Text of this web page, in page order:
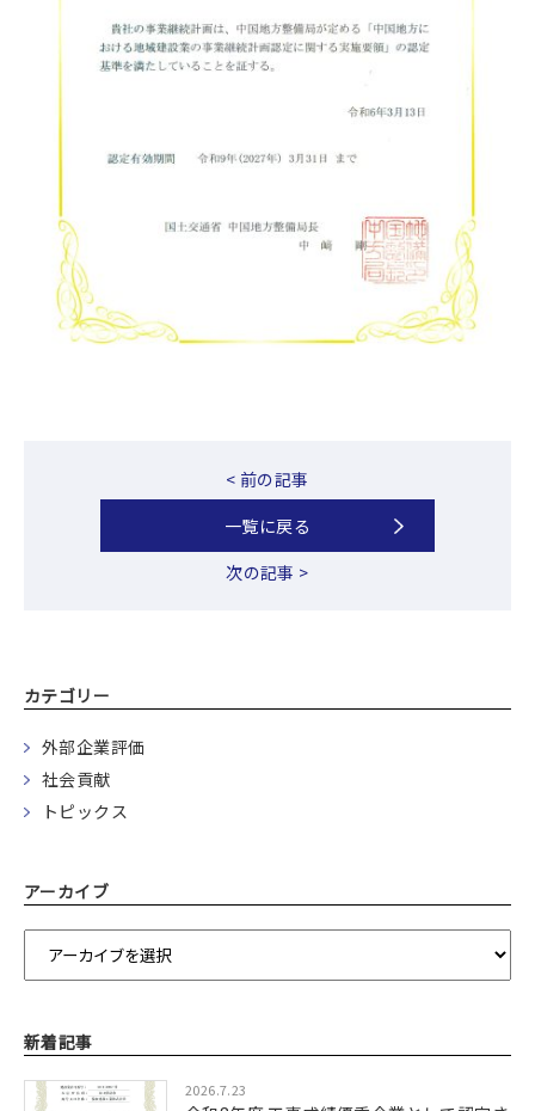
< 前の記事
一覧に戻る
次の記事 >
カテゴリー
外部企業評価
社会貢献
トピックス
アーカイブ
新着記事
2026.7.23